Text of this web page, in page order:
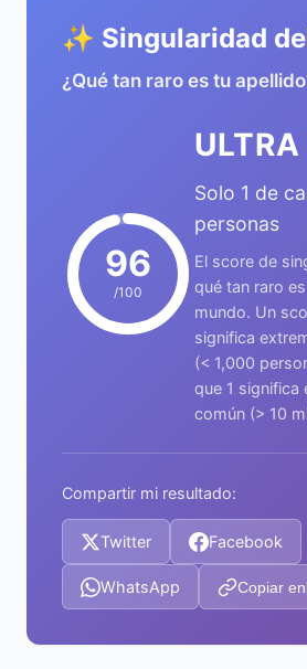
✨ Singularidad
¿Qué tan raro es tu
96
/100
Solo 1 de
personas
El score de
qué tan raro
mundo. Un
significa
(< 1,000
que 1 significa
común (> 10
Compartir mi resultado:
Twitter Facebook
WhatsApp Copiar